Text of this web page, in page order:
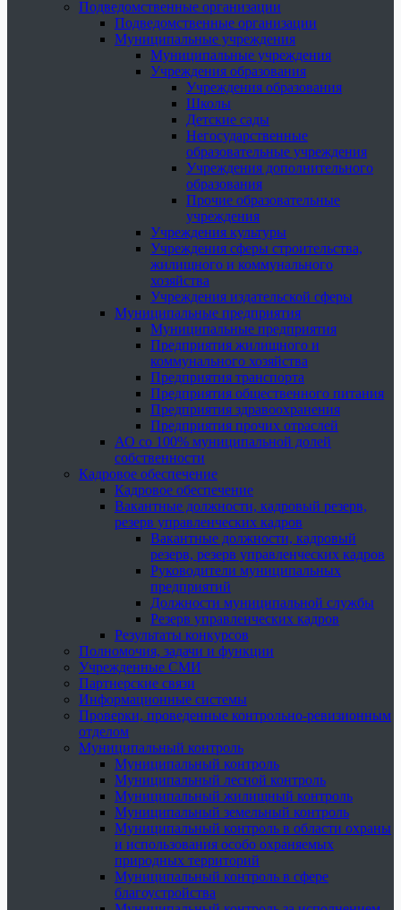
Подведомственные организации
Подведомственные организации
Муниципальные учреждения
Муниципальные учреждения
Учреждения образования
Учреждения образования
Школы
Детские сады
Негосударственные
образовательные учреждения
Учреждения дополнительного
образования
Прочие образовательные
учреждения
Учреждения культуры
Учреждения сферы строительства,
жилищного и коммунального
хозяйства
Учреждения издательской сферы
Муниципальные предприятия
Муниципальные предприятия
Предприятия жилищного и
коммунального хозяйства
Предприятия транспорта
Предприятия общественного питания
Предприятия здравоохранения
Предприятия прочих отраслей
АО со 100% муниципальной долей
собственности
Кадровое обеспечение
Кадровое обеспечение
Вакантные должности, кадровый резерв,
резерв управленческих кадров
Вакантные должности, кадровый
резерв, резерв управленческих кадров
Руководители муниципальных
предприятий
Должности муниципальной службы
Резерв управленческих кадров
Результаты конкурсов
Полномочия, задачи и функции
Учрежденные СМИ
Партнерские связи
Информационные системы
Проверки, проведенные контрольно-ревизионным
отделом
Муниципальный контроль
Муниципальный контроль
Муниципальный лесной контроль
Муниципальный жилищный контроль
Муниципальный земельный контроль
Муниципальный контроль в области охраны
и использования особо охраняемых
природных территорий
Муниципальный контроль в сфере
благоустройства